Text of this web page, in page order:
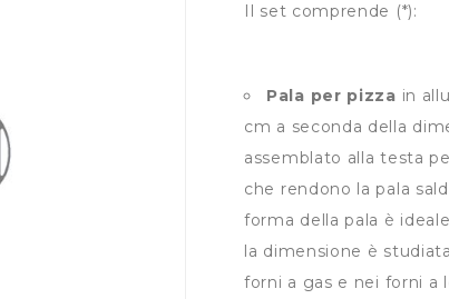
Il set comprende (*):
Pala per pizza in
cm a seconda della
assemblato alla testa
che rendono la pala
forma della pala è
la dimensione è
forni a gas e nei forni a